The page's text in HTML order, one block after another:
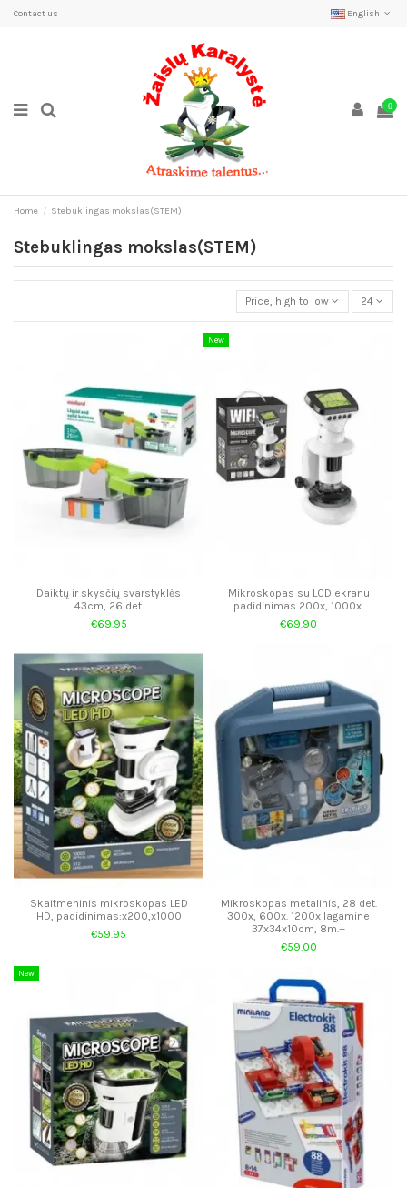
Contact us English
0
Home Stebuklingas mokslas(STEM)
Stebuklingas mokslas(STEM)
Price, high to low 24
Daiktų ir skysčių svarstyklės
43cm, 26 det.
€69.95
New
Mikroskopas su LCD ekranu
padidinimas 200x, 1000x.
€69.90
Skaitmeninis mikroskopas LED
HD, padidinimas:x200,x1000
€59.95
Mikroskopas metalinis, 28 det.
300x, 600x. 1200x lagamine
37x34x10cm, 8m.+
€59.00
New